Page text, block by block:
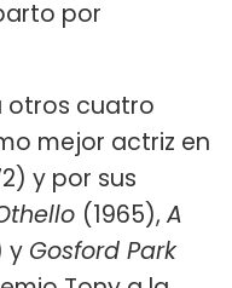
por
otros cuatro
mejor actriz en
y por sus
(1965),A
y Gosford Park